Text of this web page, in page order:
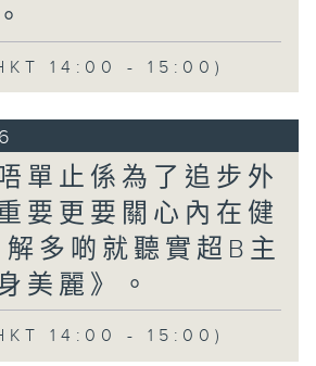
14:00 - 15:00)
單止係為了追步外
要更要關心內在健
多啲就聽實超B主
美麗》。
14:00 - 15:00)